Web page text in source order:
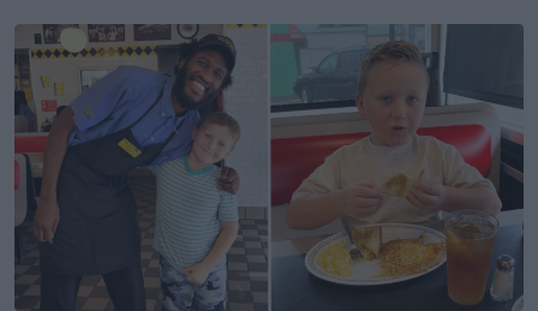
Email